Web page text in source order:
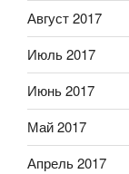
Август 2017
Июль 2017
Июнь 2017
Май 2017
Апрель 2017